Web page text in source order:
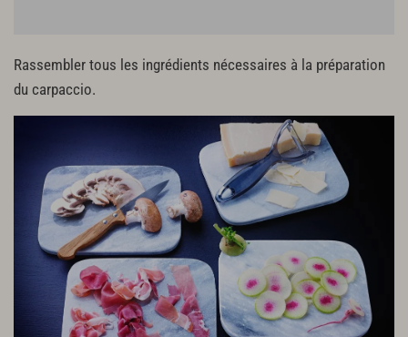
Rassembler tous les ingrédients nécessaires à la préparation
du carpaccio.